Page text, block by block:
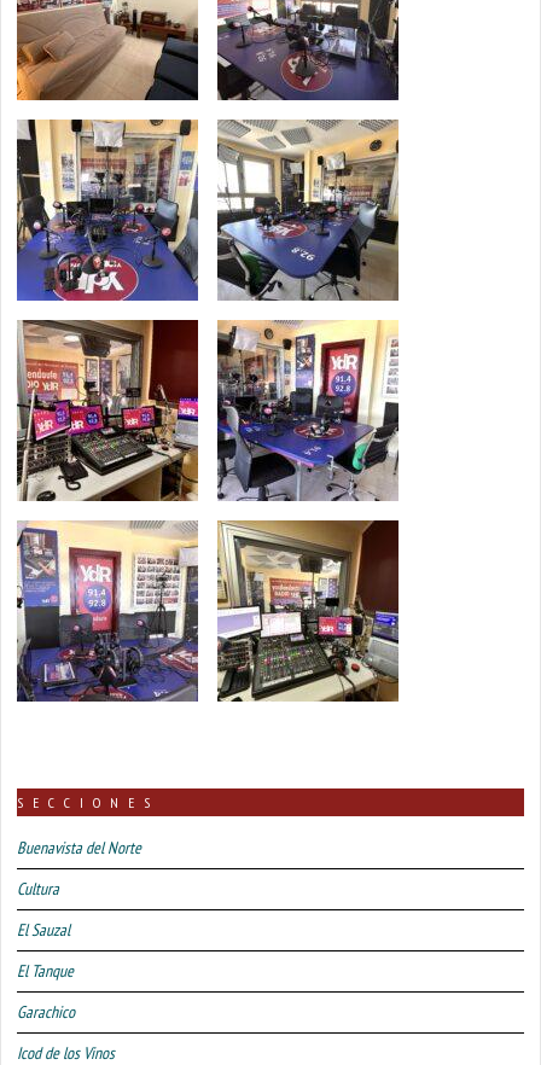
SECCIONES
Buenavista del Norte
Cultura
El Sauzal
El Tanque
Garachico
Icod de los Vinos